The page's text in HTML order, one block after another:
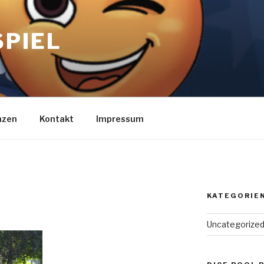
Kontakt Impressum
Uncategorized